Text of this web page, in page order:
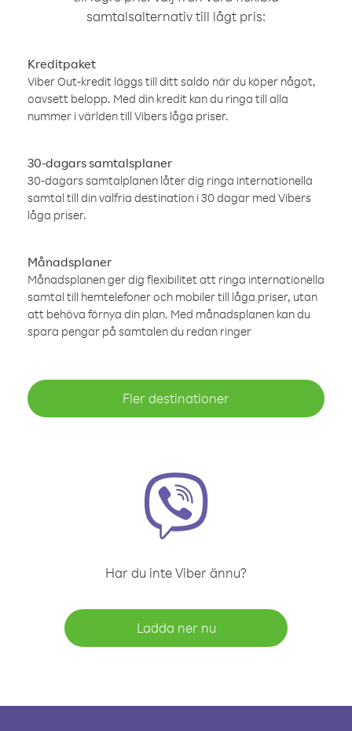
samtalsalternativ till lågt pris:
Kreditpaket
Viber Out-kredit läggs till ditt saldo när du köper något,
oavsett belopp. Med din kredit kan du ringa till alla
nummer i världen till Vibers låga priser.
30-dagars samtalsplaner
30-dagars samtalplanen låter dig ringa internationella
samtal till din valfria destination i 30 dagar med Vibers
låga priser.
Månadsplaner
Månadsplanen ger dig flexibilitet att ringa internationella
samtal till hemtelefoner och mobiler till låga priser, utan
att behöva förnya din plan. Med månadsplanen kan du
spara pengar på samtalen du redan ringer
Fler destinationer
Har du inte Viber ännu?
Ladda ner nu